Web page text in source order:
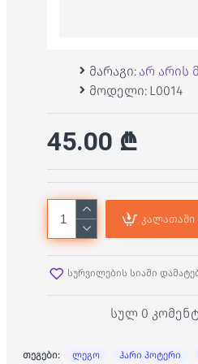
მარაგი: არ არის
მოდელი: L0014
სულ 0
45.00 ₾
კალათაში
სურვილების სიაში
თეგები: ლეგო ჰარი პოტერი